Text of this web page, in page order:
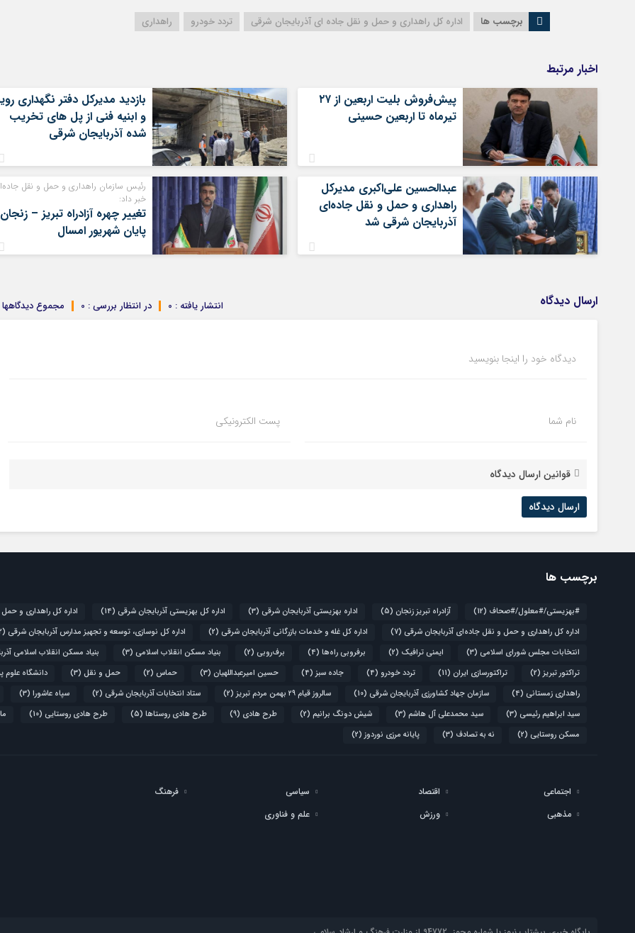
برچسب ها اداره کل راهداری و حمل و نقل جاده ای آذربایجان شرقی تردد خودرو راهداری
اخبار مرتبط
پیش‌فروش بلیت اربعین از ۲۷
تیرماه تا اربعین حسینی
بازدید مدیرکل دفتر نگهداری
و ابنیه فنی از پل های تخریب
شده آذربایجان شرقی
عبدالحسین علی‌اکبری مدیرکل
راهداری و حمل و نقل جاده‌ای
آذربایجان شرقی شد
رئیس سازمان راهداری و حمل و نقل
خبر داد:
تغییر چهره آزادراه تبریز –
پایان شهریور امسال
ارسال دیدگاه مجموع دیدگاهها : در انتظار بررسی : 0 انتشار یافته : 0
دیدگاه خود را اینجا بنویسید
نام شما پست الکترونیکی
قوانین ارسال دیدگاه
برچسب ها
#بهزیستی/#معلول/#صحاف (12) آزادراه تبریز زنجان (5) اداره بهزیستی آذربایجان شرقی (3) اداره کل بهزیستی آذربایجان شرقی (14) اداره کل راهداری و
اداره کل راهداری و حمل و نقل جاده‌ای آذربایجان شرقی (7) اداره کل غله و خدمات بازرگانی آذربایجان شرقی (2) اداره کل نوسازی، توسعه و تجهیز مدارس آذربایجان شرقی (2)
انتخابات مجلس شورای اسلامی (3) ایمنی ترافیک (2) برفروبی راه‌ها (4) برف‌روبی (2) بنیاد مسکن انقلاب اسلامی (3) بنیاد مسکن انقلاب اسلامی
تراکتور تبریز (2) تراکتورسازی ایران (11) تردد خودرو (4) جاده سبز (4) حسین امیرعبداللهیان (3) حماس (2) حمل و نقل (3) دانشگاه علوم
راهداری زمستانی (4) سازمان جهاد کشاورزی آذربایجان شرقی (10) سالروز قیام ۲۹ بهمن مردم تبریز (2) ستاد انتخابات آذربایجان شرقی (2) سپاه عاشورا (3)
سید ابراهیم رئیسی (3) سید محمدعلی آل هاشم (3) شیش دونگ برانیم (2) طرح هادی (9) طرح هادی روستاها (5) طرح هادی روستایی (10)
مسکن روستایی (2) نه به تصادف (3) پایانه مرزی نوردوز (2)
اجتماعی اقتصاد سیاسی
فرهنگ
مذهبی
ورزش علم و فناوری